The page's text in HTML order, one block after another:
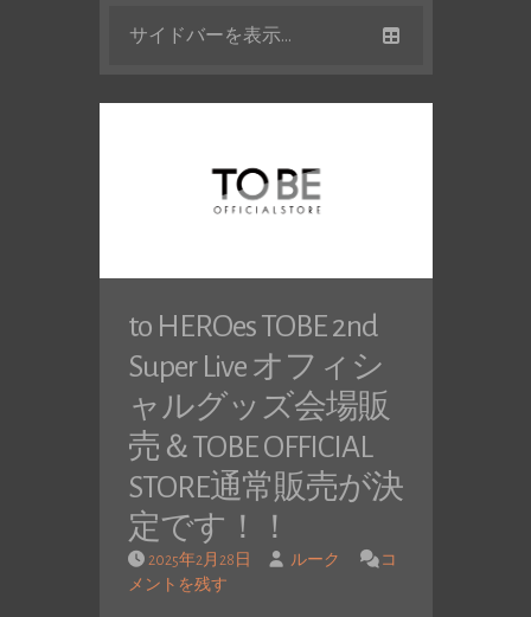
サイドバーを表示...
to HEROes TOBE 2nd
Super Live オフィシ
ャルグッズ会場販
売＆TOBE OFFICIAL
STORE通常販売が決
定です！！
2025年2月28日 ルーク
コ
メントを残す